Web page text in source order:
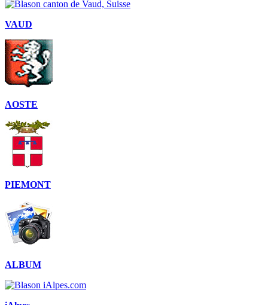
VAUD
AOSTE
PIEMONT
ALBUM